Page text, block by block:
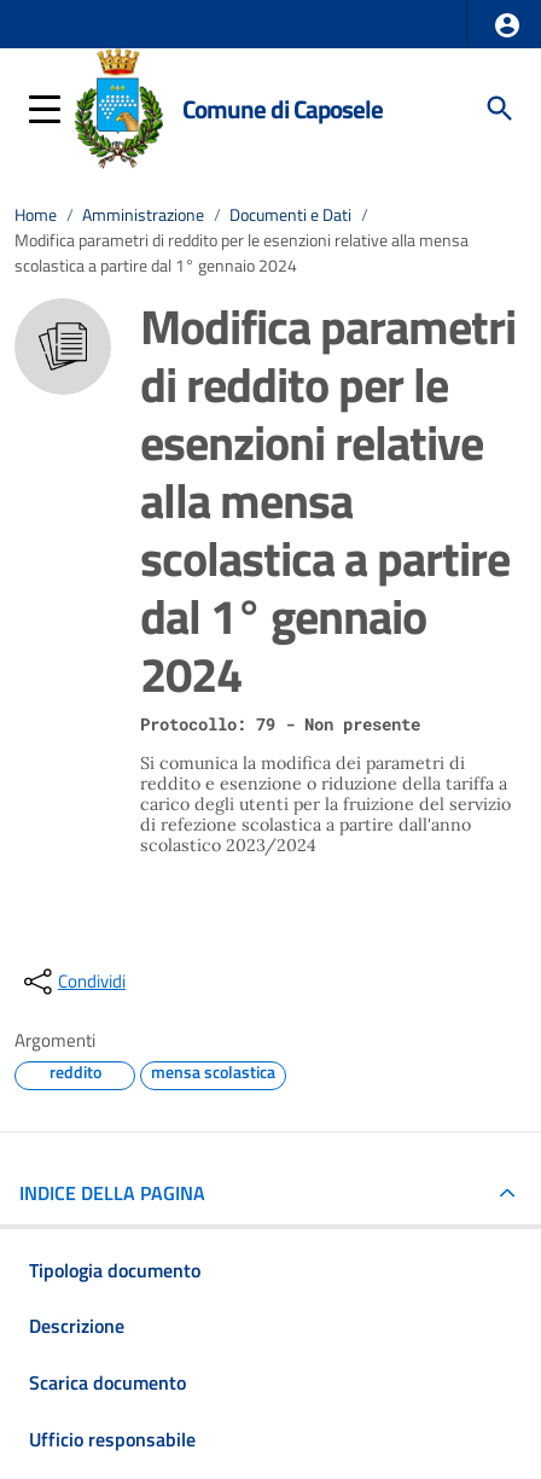
Comune di Caposele
Home / Amministrazione / Documenti e Dati /
Modifica parametri di reddito per le esenzioni relative alla mensa
scolastica a partire dal 1° gennaio 2024
Modifica parametri
di reddito per le
esenzioni relative
alla mensa
scolastica a partire
dal 1° gennaio
2024
Protocollo: 79 - Non presente
Si comunica la modifica dei parametri di
reddito e esenzione o riduzione della tariffa a
carico degli utenti per la fruizione del servizio
di refezione scolastica a partire dall'anno
scolastico 2023/2024
Condividi
Argomenti
reddito mensa scolastica
INDICE DELLA PAGINA
Tipologia documento
Descrizione
Scarica documento
Ufficio responsabile